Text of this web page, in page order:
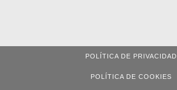
POLÍTICA DE PRIVACIDAD
POLÍTICA DE COOKIES